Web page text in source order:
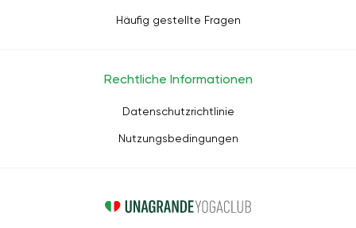
Häufig gestellte Fragen
Rechtliche Informationen
Datenschutzrichtlinie
Nutzungsbedingungen